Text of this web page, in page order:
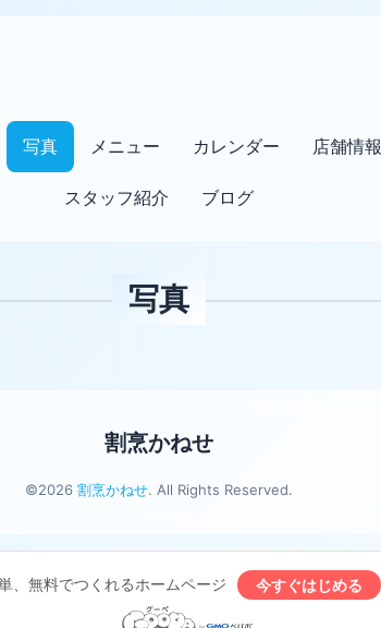
写真 メニュー カレンダー 店舗情報
スタッフ紹介 ブログ
写真
割烹かねせ
©2026 割烹かねせ. All Rights Reserved.
、無料でつくれるホームページ 今すぐはじめる